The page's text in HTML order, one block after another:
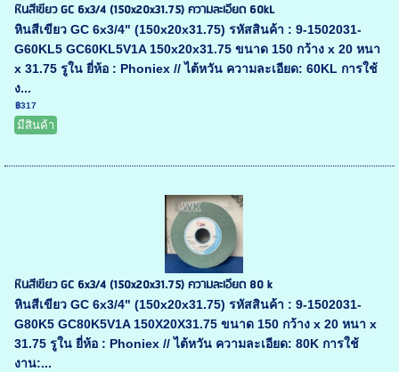
หินสีเขียว GC 6x3/4 (150x20x31.75) ความละเอียด 60kL
หินสีเขียว GC 6x3/4" (150x20x31.75) รหัสสินค้า : 9-1502031-
G60KL5 GC60KL5V1A 150x20x31.75 ขนาด 150 กว้าง x 20 หนา
x 31.75 รูใน ยี่ห้อ : Phoniex // ไต้หวัน ความละเอียด: 60KL การใช้
ง...
฿317
มีสินค้า
หินสีเขียว GC 6x3/4 (150x20x31.75) ความละเอียด 80 k
หินสีเขียว GC 6x3/4" (150x20x31.75) รหัสสินค้า : 9-1502031-
G80K5 GC80K5V1A 150X20X31.75 ขนาด 150 กว้าง x 20 หนา x
31.75 รูใน ยี่ห้อ : Phoniex // ไต้หวัน ความละเอียด: 80K การใช้
งาน:...